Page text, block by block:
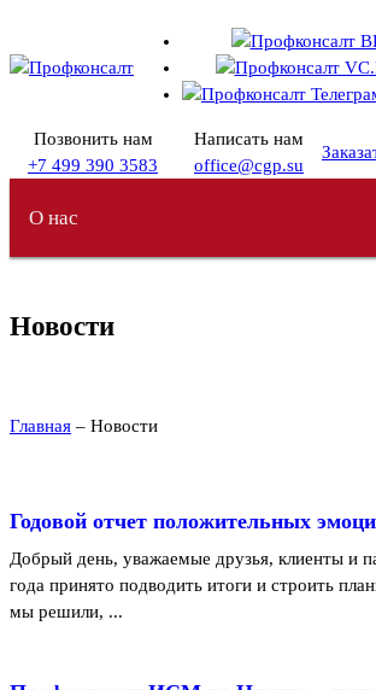
содержимому
Позвонить нам
+7 499 390 3583
Написать нам
office@cgp.su
О нас
Новости
Главная – Новости
Годовой отчет положительных
Добрый день, уважаемые друзья, клиенты и
года принято подводить итоги и строить
мы решили, ...